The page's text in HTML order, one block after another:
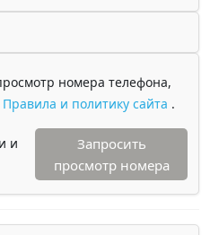
номера телефона,
Правила и политику сайта .
и
Запросить
просмотр номера